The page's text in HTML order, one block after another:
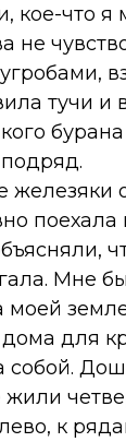
кое-что я
не
тучи и
железяки
поехала
Мне
моей
для
собой.
жили
к